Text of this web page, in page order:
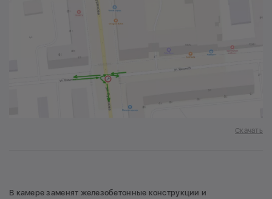
Скачать
В камере заменят железобетонные конструкции и